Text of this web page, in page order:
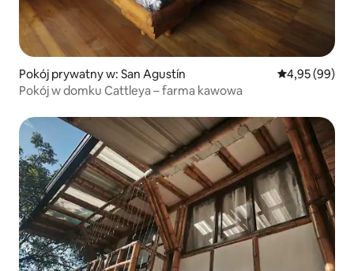
Pokój prywatny w: San Agustín Średnia
4,95 (99)
Pokój w domku Cattleya – farma kawowa